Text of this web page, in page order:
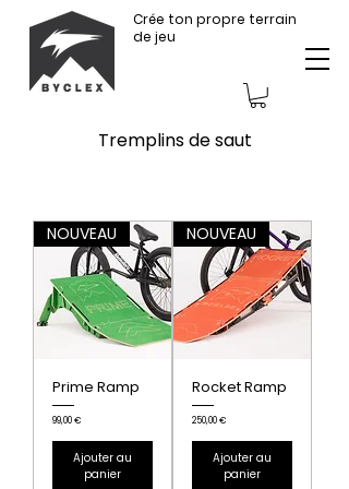
Crée ton propre terrain
de jeu
Tremplins de saut
NOUVEAU
Prime Ramp
Prix
99,00 €
Ajouter au
panier
NOUVEAU
Rocket Ramp
Prix
250,00 €
Ajouter au
panier